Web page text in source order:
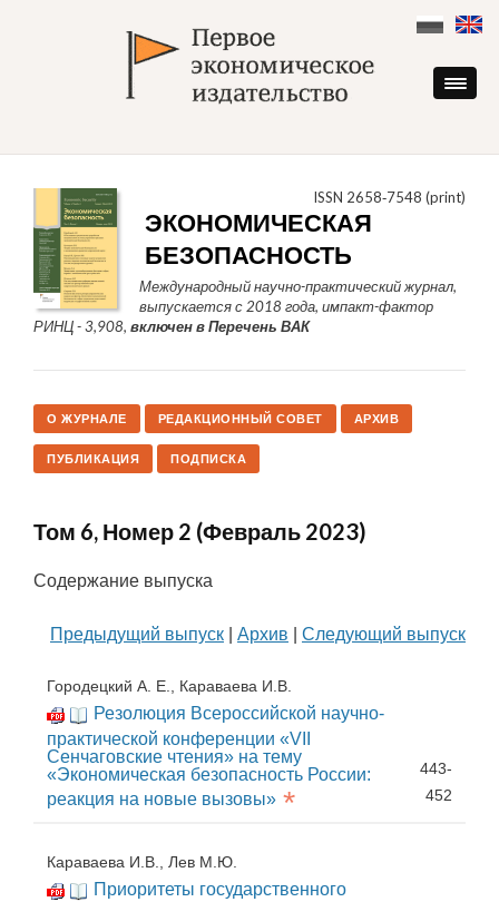
content
ISSN 2658‑7548 (print)
ЭКОНОМИЧЕСКАЯ
БЕЗОПАСНОСТЬ
Международный научно-практический журнал,
выпускается с 2018 года, импакт-фактор
РИНЦ - 3,908, включен в Перечень ВАК
О ЖУРНАЛЕ РЕДАКЦИОННЫЙ СОВЕТ АРХИВ
ПУБЛИКАЦИЯ ПОДПИСКА
Том 6, Номер 2 (Февраль 2023)
Содержание выпуска
Предыдущий выпуск Архив Следующий выпуск
Городецкий А. Е., Караваева И.В.
Резолюция Всероссийской научно-
практической конференции «VII
Сенчаговские чтения» на тему
«Экономическая безопасность России:
реакция на новые вызовы» *
443-
452
Караваева И.В., Лев М.Ю.
Приоритеты государственного